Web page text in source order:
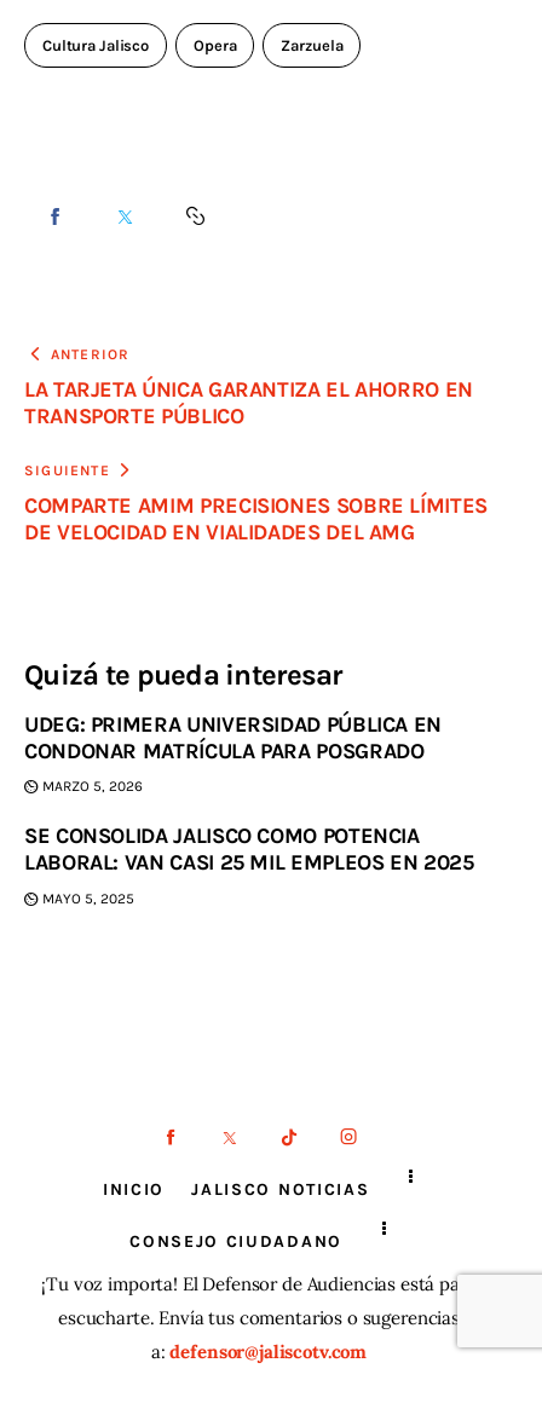
Cultura Jalisco Opera Zarzuela
ANTERIOR
LA TARJETA ÚNICA GARANTIZA EL AHORRO EN
TRANSPORTE PÚBLICO
SIGUIENTE
COMPARTE AMIM PRECISIONES SOBRE LÍMITES
DE VELOCIDAD EN VIALIDADES DEL AMG
Quizá te pueda interesar
UDEG: PRIMERA UNIVERSIDAD PÚBLICA EN
CONDONAR MATRÍCULA PARA POSGRADO
MARZO 5, 2026
SE CONSOLIDA JALISCO COMO POTENCIA
LABORAL: VAN CASI 25 MIL EMPLEOS EN 2025
MAYO 5, 2025
INICIO JALISCO NOTICIAS
CONSEJO CIUDADANO
¡Tu voz importa! El Defensor de Audiencias está para
escucharte. Envía tus comentarios o sugerencias
a:defensor@jaliscotv.com